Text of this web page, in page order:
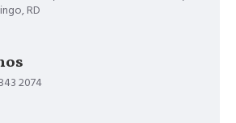
RD
2074